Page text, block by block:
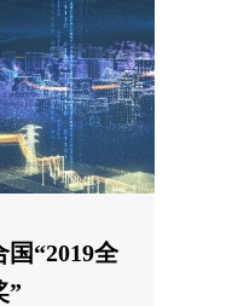
“2019全
”